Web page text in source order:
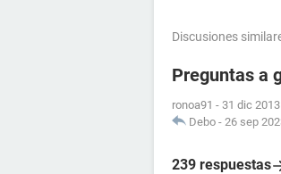
Discusiones
Preguntas a
ronoa91 - 31 dic
Debo - 26 sep
239 respuestas